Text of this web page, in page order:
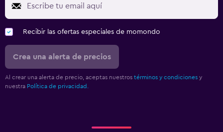
Recibir las ofertas especiales de momondo
Crea una alerta de precios
Al crear una alerta de precio, aceptas nuestros términos y condiciones y
nuestra Política de privacidad.